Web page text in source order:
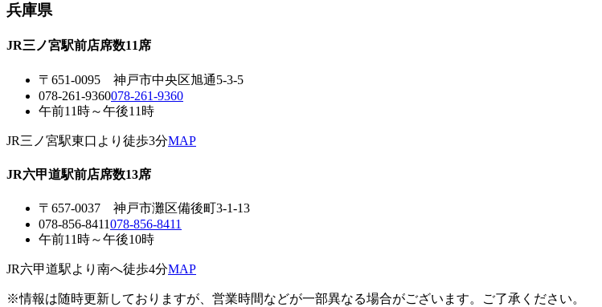
兵庫県
JR三ノ宮駅前店席数11席
〒651-0095 神戸市中央区旭通5-3-5
078-261-9360078-261-9360
午前11時～午後11時
JR三ノ宮駅東口より徒歩3分MAP
JR六甲道駅前店席数13席
〒657-0037 神戸市灘区備後町3-1-13
078-856-8411078-856-8411
午前11時～午後10時
JR六甲道駅より南へ徒歩4分MAP
※情報は随時更新しておりますが、営業時間などが一部異なる場合がございます。ご了承ください。